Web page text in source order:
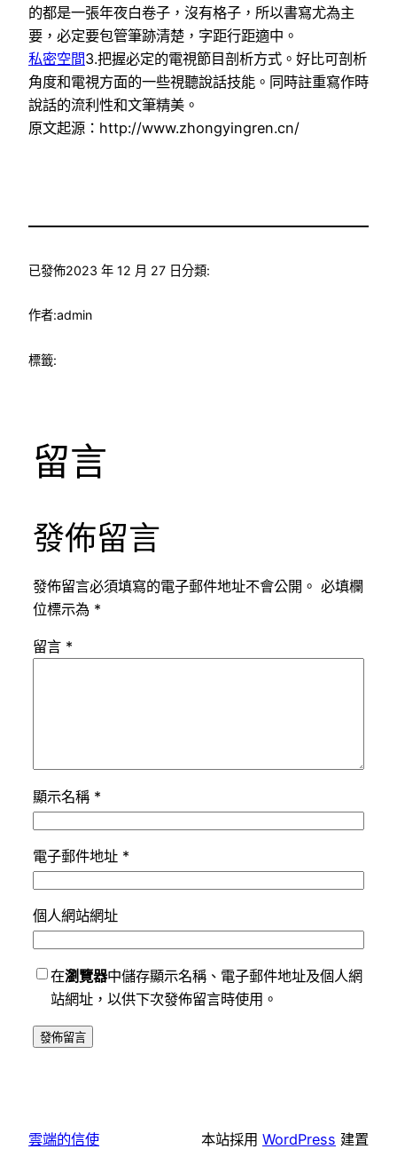
的都是一張年夜白卷子，沒有格子，所以書寫尤為主
要，必定要包管筆跡清楚，字距行距適中。
私密空間3.把握必定的電視節目剖析方式。好比可剖析
角度和電視方面的一些視聽說話技能。同時註重寫作時
說話的流利性和文筆精美。
原文起源：http://www.zhongyingren.cn/
已發佈2023 年 12 月 27 日分類:
作者:admin
標籤:
留言
發佈留言
發佈留言必須填寫的電子郵件地址不會公開。 必填欄
位標示為 *
留言 *
顯示名稱 *
電子郵件地址 *
個人網站網址
在瀏覽器中儲存顯示名稱、電子郵件地址及個人網
站網址，以供下次發佈留言時使用。
雲端的信使 本站採用 WordPress 建置